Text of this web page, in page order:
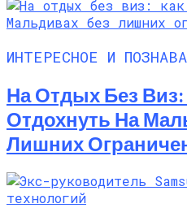
ИНТЕРЕСНОЕ И
На Отдых Без
Отдохнуть На
Лишних